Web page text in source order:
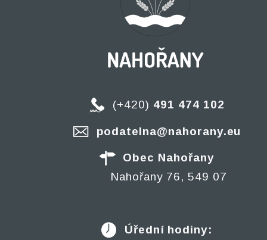
(+420) 491 474 102
podatelna@nahorany.eu
Obec Nahořany
Nahořany 76, 549 07
Úřední hodiny: